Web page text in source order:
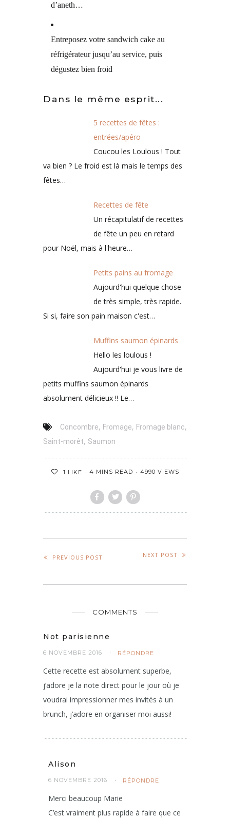
d’aneth…
Entreposez votre sandwich cake au
réfrigérateur jusqu’au service, puis
dégustez bien froid
Dans le même esprit...
5 recettes de fêtes :
entrées/apéro
Coucou les Loulous ! Tout
va bien ? Le froid est là mais le temps des
fêtes…
Recettes de fête
Un récapitulatif de recettes
de fête un peu en retard
pour Noël, mais à l'heure…
Petits pains au fromage
Aujourd'hui quelque chose
de très simple, très rapide.
Si si, faire son pain maison c'est…
Muffins saumon épinards
Hello les loulous !
Aujourd'hui je vous livre de
petits muffins saumon épinards
absolument délicieux !! Le…
Concombre, Fromage, Fromage blanc,
Saint-morêt, Saumon
1 LIKE 4 MINS READ 4990 VIEWS
PREVIOUS POST NEXT POST
COMMENTS
Not parisienne
6 NOVEMBRE 2016 RÉPONDRE
Cette recette est absolument superbe,
j’adore je la note direct pour le jour où je
voudrai impressionner mes invités à un
brunch, j’adore en organiser moi aussi!
Alison
6 NOVEMBRE 2016 RÉPONDRE
Merci beaucoup Marie
C’est vraiment plus rapide à faire que ce